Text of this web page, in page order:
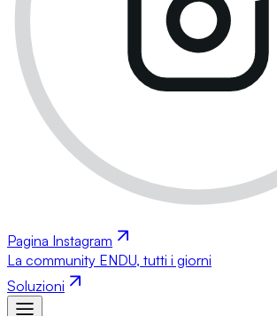
Pagina Instagram
La community ENDU, tutti i giorni
Soluzioni